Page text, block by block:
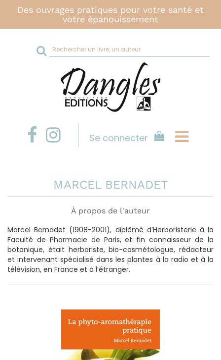
Des ouvrages pratiques pour votre santé et
votre épanouissement
Rechercher
sur
site
Se connecter
MARCEL BERNADET
À propos de l'auteur
Marcel Bernadet (1908-2001), diplômé d’Herboristerie à la
Faculté de Pharmacie de Paris, et fin connaisseur de la
botanique, était herboriste, bio-cosmétologue, rédacteur
et intervenant spécialisé dans les plantes à la radio et à la
télévision, en France et à l’étranger.